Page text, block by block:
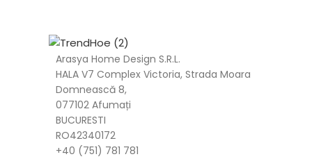
Arasya Home Design S.R.L.
HALA V7 Complex Victoria, Strada Moara
Domnească 8,
077102 Afumați
BUCURESTI
RO42340172
+40 (751) 781 781